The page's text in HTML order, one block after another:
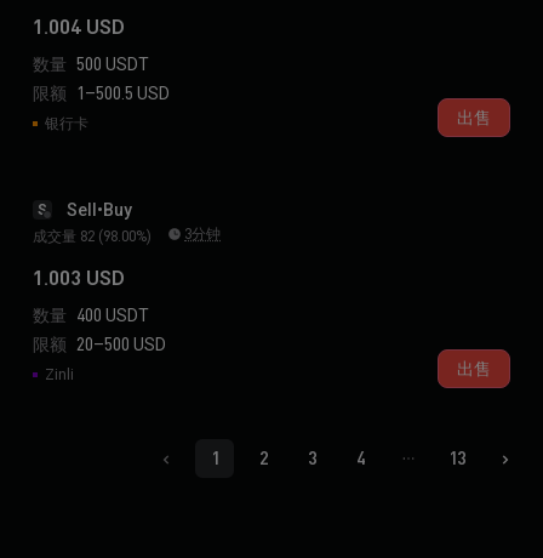
1.004 USD
数量
限额
500 USDT
1–500.5 USD
银行卡 出售
S Sell•Buy
成交量 82 (98.00%) 3分钟
1.003 USD
数量
限额
400 USDT
20–500 USD
Zinli 出售
1 2 3 4 13